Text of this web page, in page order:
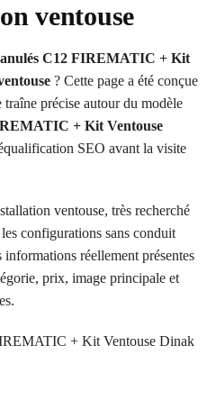
ventouse
C12 FIREMATIC + Kit
? Cette page a été conçue
précise autour du modèle
+ Kit Ventouse
SEO avant la visite
ventouse, très recherché
configurations sans conduit
réellement présentes
prix, image principale et